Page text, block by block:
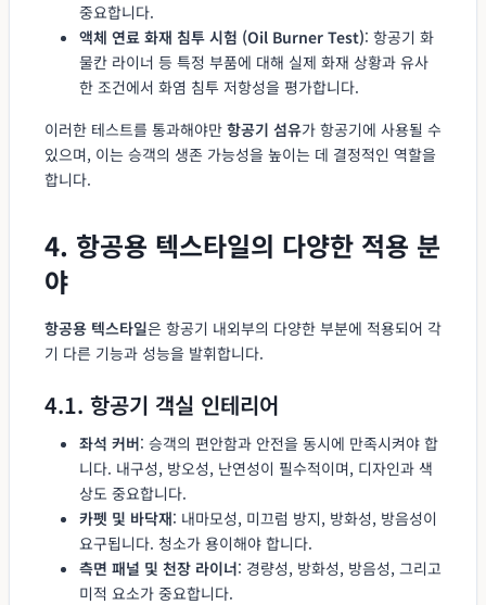
중요합니다.
액체 연료 화재 침투 시험 (Oil Burner Test): 항공기 화
물칸 라이너 등 특정 부품에 대해 실제 화재 상황과 유사
한 조건에서 화염 침투 저항성을 평가합니다.
이러한 테스트를 통과해야만 항공기 섬유가 항공기에 사용될 수
있으며, 이는 승객의 생존 가능성을 높이는 데 결정적인 역할을
합니다.
4. 항공용 텍스타일의 다양한 적용 분
야
항공용 텍스타일은 항공기 내외부의 다양한 부분에 적용되어 각
기 다른 기능과 성능을 발휘합니다.
4.1. 항공기 객실 인테리어
좌석 커버: 승객의 편안함과 안전을 동시에 만족시켜야 합
니다. 내구성, 방오성, 난연성이 필수적이며, 디자인과 색
상도 중요합니다.
카펫 및 바닥재: 내마모성, 미끄럼 방지, 방화성, 방음성이
요구됩니다. 청소가 용이해야 합니다.
측면 패널 및 천장 라이너: 경량성, 방화성, 방음성, 그리고
미적 요소가 중요합니다.